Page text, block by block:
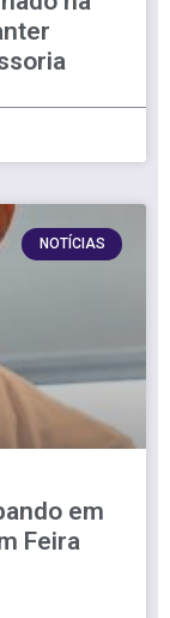
NOTÍCIAS
em
Feira